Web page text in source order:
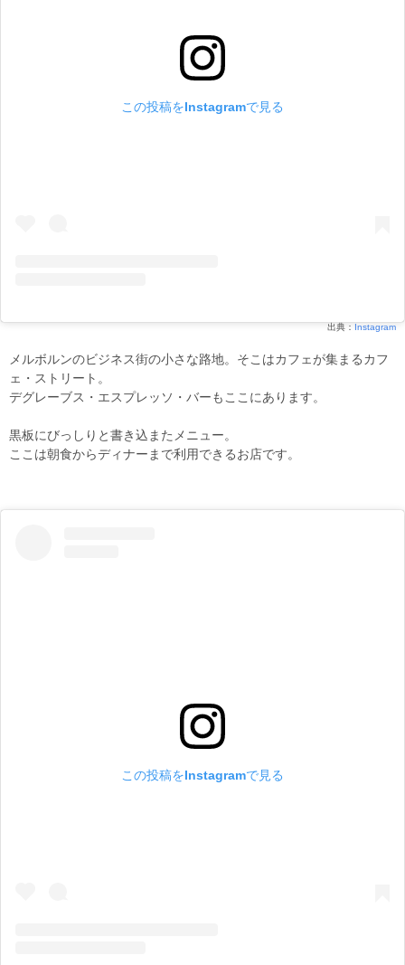
この投稿をInstagramで見る
出典： Instagram
メルボルンのビジネス街の小さな路地。そこはカフェが集まるカフ
ェ・ストリート。
デグレーブス・エスプレッソ・バーもここにあります。
黒板にびっしりと書き込またメニュー。
ここは朝食からディナーまで利用できるお店です。
この投稿をInstagramで見る